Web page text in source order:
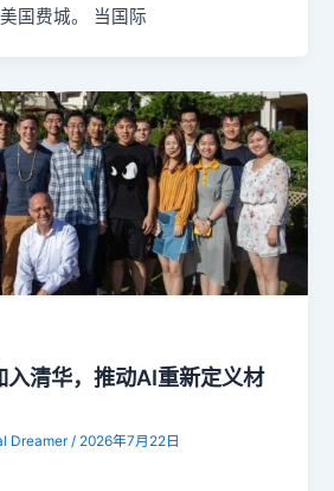
国费城。 当国际
入清华，推动AI重新定义材
Dreamer / 2026年7月22日